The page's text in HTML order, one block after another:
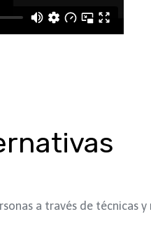
a través de técnicas